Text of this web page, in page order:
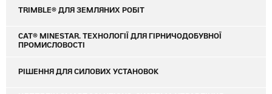
TRIMBLE® ДЛЯ ЗЕМЛЯНИХ РОБІТ
CAT® MINESTAR. ТЕХНОЛОГІЇ ДЛЯ ГІРНИЧОДОБУВНОЇ
ПРОМИСЛОВОСТІ
РІШЕННЯ ДЛЯ СИЛОВИХ УСТАНОВОК